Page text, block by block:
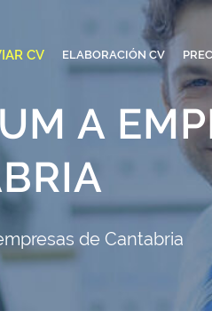
CV ELABORACIÓN CV
A
de Cantabria